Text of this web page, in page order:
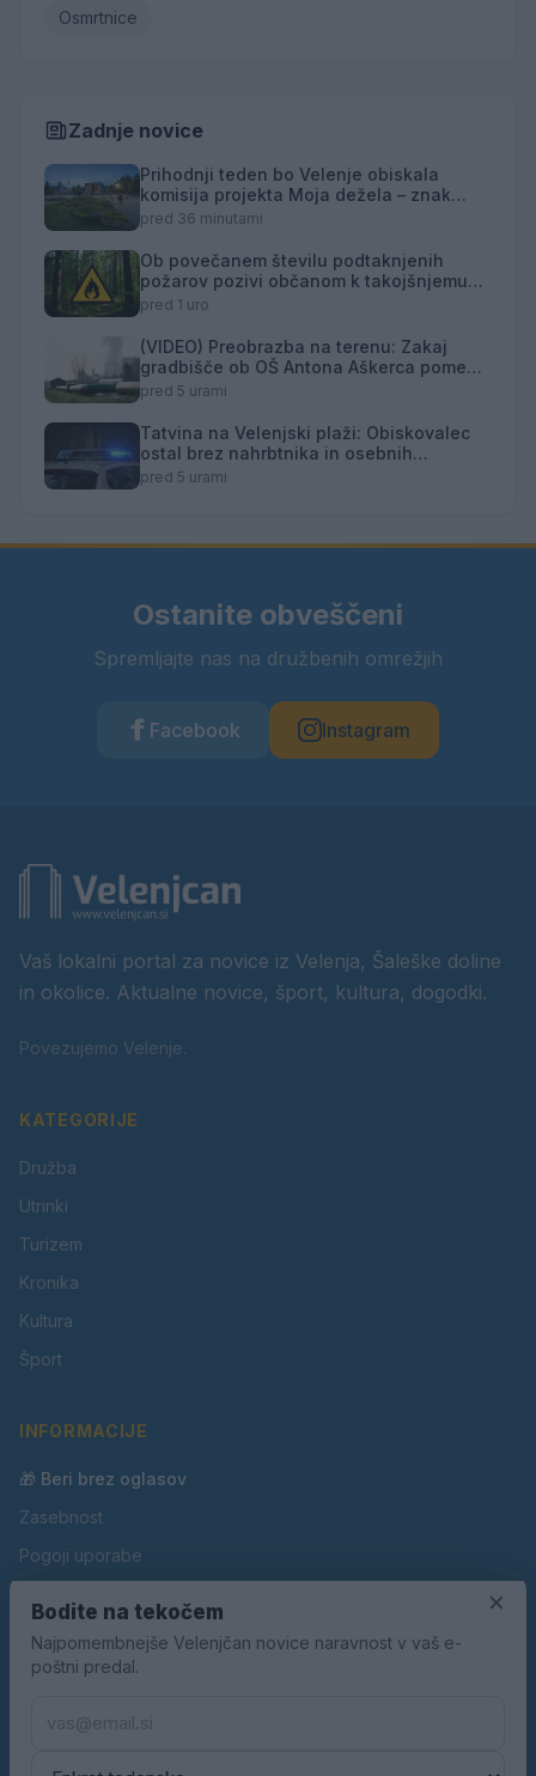
Osmrtnice
Zadnje novice
Prihodnji teden bo Velenje obiskala
komisija projekta Moja dežela – znak
gostoljubnosti
pred 36 minutami
Ob povečanem številu podtaknjenih
požarov pozivi občanom k takojšnjemu
obveščanju policije
pred 1 uro
(VIDEO) Preobrazba na terenu: Zakaj
gradbišče ob OŠ Antona Aškerca pomeni
naložbo v prihodnost?
pred 5 urami
Tatvina na Velenjski plaži: Obiskovalec
ostal brez nahrbtnika in osebnih
predmetov
pred 5 urami
Ostanite obveščeni
Spremljajte nas na družbenih omrežjih
Facebook Instagram
Vaš lokalni portal za novice iz Velenja, Šaleške doline
in okolice. Aktualne novice, šport, kultura, dogodki.
Povezujemo Velenje.
KATEGORIJE
Družba
Utrinki
Turizem
Kronika
Kultura
Šport
INFORMACIJE
🎁 Beri brez oglasov
Zasebnost
Pogoji uporabe
Oglaševanje
Kontakt
×
Bodite na tekočem
Najpomembnejše Velenjčan novice naravnost v vaš e-
poštni predal.